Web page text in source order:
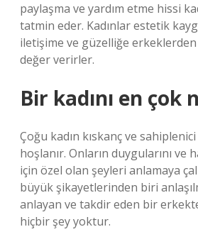
paylaşma ve yardım etme hissi
tatmin eder. Kadınlar estetik
iletişime ve güzelliğe
değer verirler.
Bir kadını en çok
Çoğu kadın kıskanç ve
hoşlanır. Onların duygularını ve
için özel olan şeyleri anlamaya
büyük şikayetlerinden biri
anlayan ve takdir eden bir
hiçbir şey yoktur.